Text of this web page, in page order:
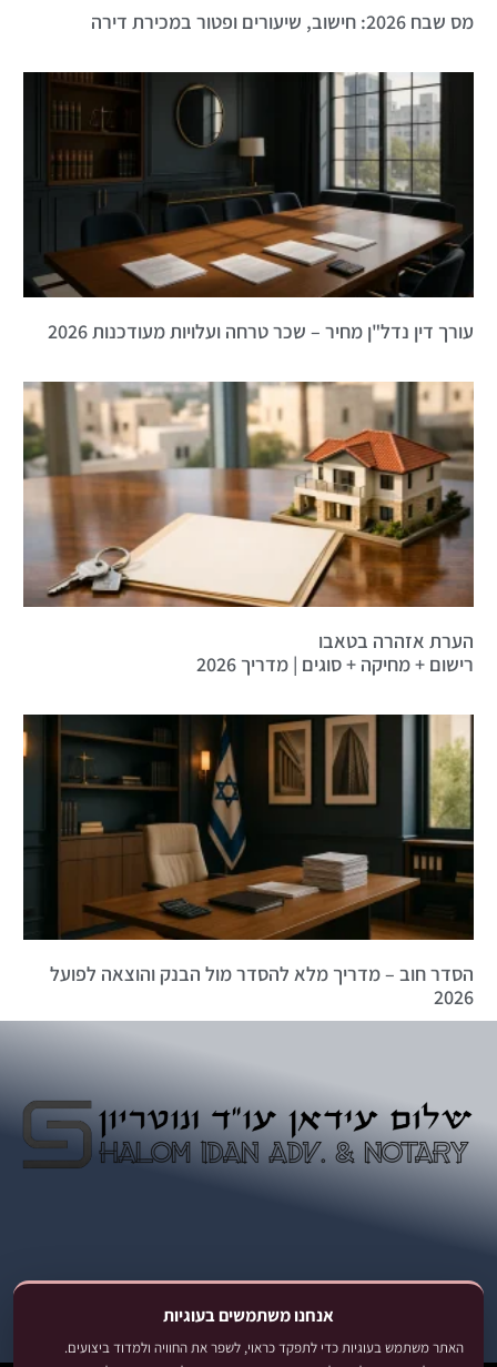
אנחנו משתמשים בעוגיות
האתר משתמש בעוגיות כדי לתפקד כראוי, לשפר את החוויה ולמדוד ביצועים.
מס שבח 2026: חישוב, שיעורים ופטור במכירת דירה
עורך דין נדל"ן מחיר – שכר טרחה ועלויות מעודכנות 2026
הערת אזהרה בטאבו
רישום + מחיקה + סוגים | מדריך 2026
הסדר חוב – מדריך מלא להסדר מול הבנק והוצאה לפועל
2026